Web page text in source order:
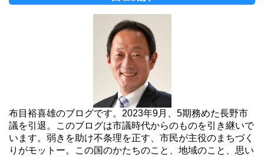
布目裕喜雄のブログです。2023年9月、5期務めた長野市
議を引退。このブログは市議時代からのものを引き継いで
います。弱きを助け不条理を正す、市民が主役のまちづく
りがモットー。この国のかたちのこと、地域のこと、思い